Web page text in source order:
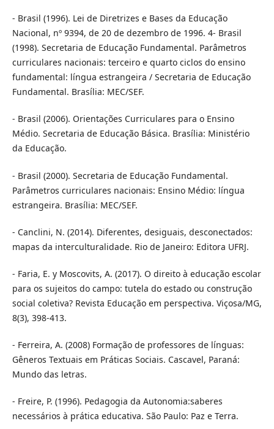
- Brasil (1996). Lei de Diretrizes e Bases da Educação
Nacional, nº 9394, de 20 de dezembro de 1996. 4- Brasil
(1998). Secretaria de Educação Fundamental. Parâmetros
curriculares nacionais: terceiro e quarto ciclos do ensino
fundamental: língua estrangeira / Secretaria de Educação
Fundamental. Brasília: MEC/SEF.
- Brasil (2006). Orientações Curriculares para o Ensino
Médio. Secretaria de Educação Básica. Brasília: Ministério
da Educação.
- Brasil (2000). Secretaria de Educação Fundamental.
Parâmetros curriculares nacionais: Ensino Médio: língua
estrangeira. Brasília: MEC/SEF.
- Canclini, N. (2014). Diferentes, desiguais, desconectados:
mapas da interculturalidade. Rio de Janeiro: Editora UFRJ.
- Faria, E. y Moscovits, A. (2017). O direito à educação escolar
para os sujeitos do campo: tutela do estado ou construção
social coletiva? Revista Educação em perspectiva. Viçosa/MG,
8(3), 398-413.
- Ferreira, A. (2008) Formação de professores de línguas:
Gêneros Textuais em Práticas Sociais. Cascavel, Paraná:
Mundo das letras.
- Freire, P. (1996). Pedagogia da Autonomia:saberes
necessários à prática educativa. São Paulo: Paz e Terra.